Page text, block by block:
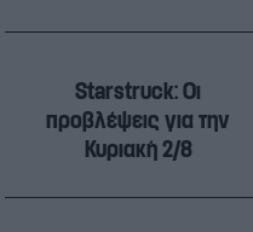
Starstruck: Οι
προβλέψεις για την
Κυριακή 2/8